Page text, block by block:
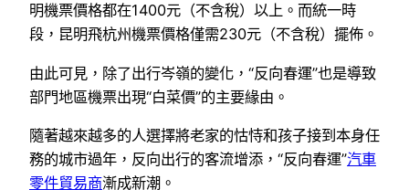
明機票價格都在1400元（不含稅）以上。而統一時
段，昆明飛杭州機票價格僅需230元（不含稅）擺佈。
由此可見，除了出行岑嶺的變化，“反向春運”也是導致
部門地區機票出現“白菜價”的主要緣由。
隨著越來越多的人選擇將老家的怙恃和孩子接到本身任
務的城市過年，反向出行的客流增添，“反向春運”汽車
零件貿易商漸成新潮。